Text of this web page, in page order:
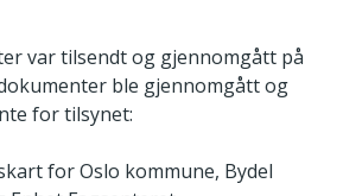
var tilsendt og gjennomgått på
ble gjennomgått og
for tilsynet:
for Oslo kommune, Bydel